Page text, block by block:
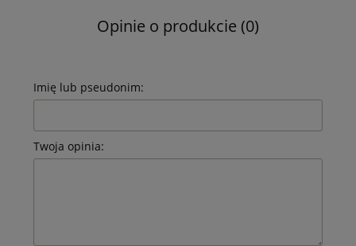
Opinie o produkcie (0)
Imię lub pseudonim:
Twoja opinia: